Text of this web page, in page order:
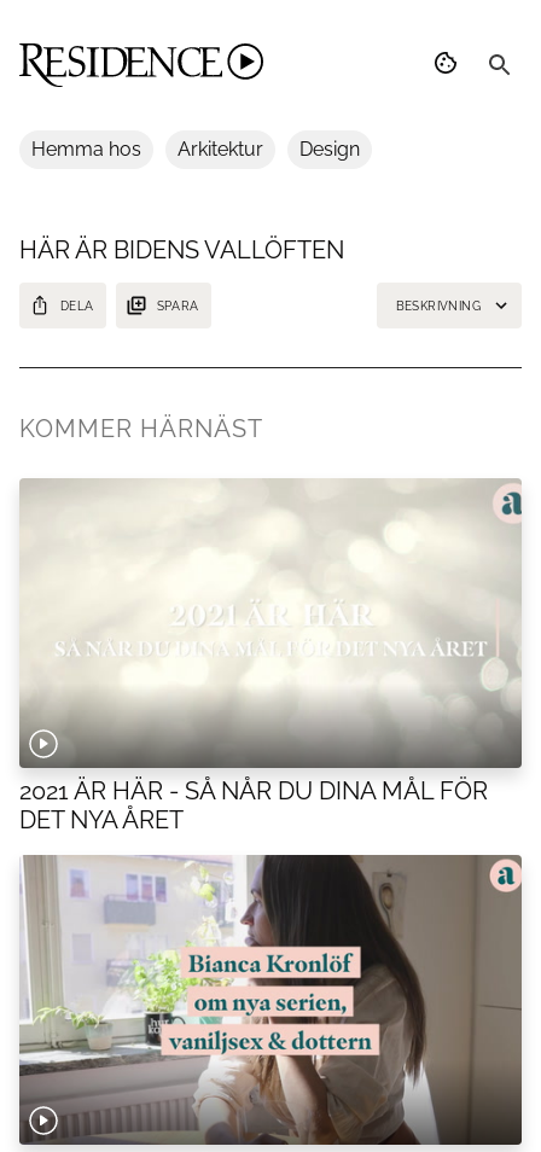
Hemma hos Arkitektur Design
HÄR ÄR BIDENS VALLÖFTEN
DELA SPARA BESKRIVNING
KOMMER HÄRNÄST
2021 ÄR HÄR - SÅ NÅR DU DINA MÅL FÖR
DET NYA ÅRET